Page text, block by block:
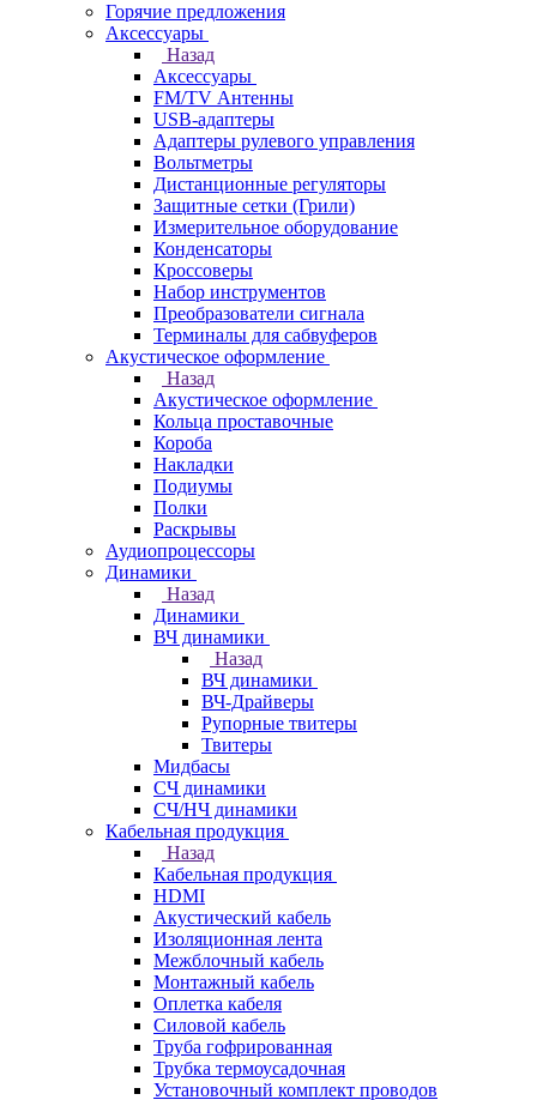
Горячие предложения
Аксессуары
Назад
Аксессуары
FM/TV Антенны
USB-адаптеры
Адаптеры рулевого управления
Вольтметры
Дистанционные регуляторы
Защитные сетки (Грили)
Измерительное оборудование
Конденсаторы
Кроссоверы
Набор инструментов
Преобразователи сигнала
Терминалы для сабвуферов
Акустическое оформление
Назад
Акустическое оформление
Кольца проставочные
Короба
Накладки
Подиумы
Полки
Раскрывы
Аудиопроцессоры
Динамики
Назад
Динамики
ВЧ динамики
Назад
ВЧ динамики
ВЧ-Драйверы
Рупорные твитеры
Твитеры
Мидбасы
СЧ динамики
СЧ/НЧ динамики
Кабельная продукция
Назад
Кабельная продукция
HDMI
Акустический кабель
Изоляционная лента
Межблочный кабель
Монтажный кабель
Оплетка кабеля
Силовой кабель
Труба гофрированная
Трубка термоусадочная
Установочный комплект проводов